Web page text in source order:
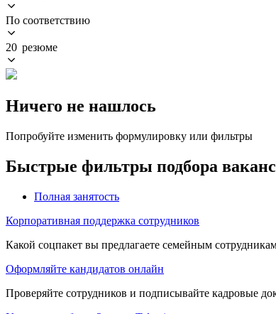
По соответствию
20 резюме
Ничего не нашлось
Попробуйте изменить формулировку или фильтры
Быстрые фильтры подбора
Полная занятость
Корпоративная поддержка сотрудников
Какой соцпакет вы предлагаете семейным
Оформляйте кандидатов онлайн
Проверяйте сотрудников и подписывайте кадровые